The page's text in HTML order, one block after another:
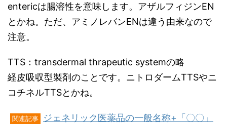
entericは腸溶性を意味します。アザルフィジンEN
とかね。ただ、アミノレバンENは違う由来なので
注意。
TTS：transdermal thrapeutic systemの略
経皮吸収型製剤のことです。ニトロダームTTSやニ
コチネルTTSとかね。
関連記事
ジェネリック医薬品の一般名称+「〇〇」